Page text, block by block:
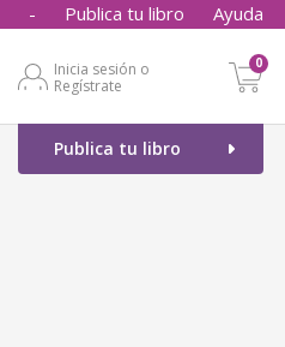
- Publica tu libro Ayuda
Inicia sesión o
Regístrate
0
Publica tu libro